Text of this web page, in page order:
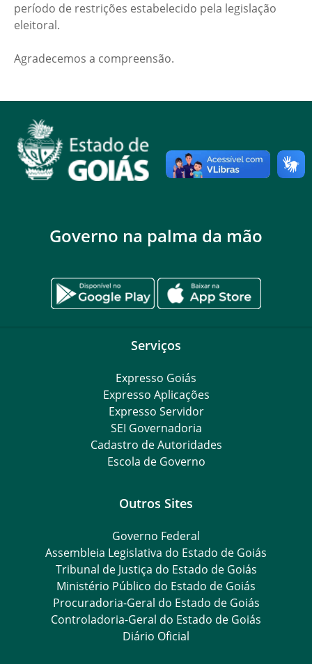
período de restrições estabelecido pela legislação
eleitoral.
Agradecemos a compreensão.
Governo na palma da mão
Serviços
Expresso Goiás
Expresso Aplicações
Expresso Servidor
SEI Governadoria
Cadastro de Autoridades
Escola de Governo
Outros Sites
Governo Federal
Assembleia Legislativa do Estado de Goiás
Tribunal de Justiça do Estado de Goiás
Ministério Público do Estado de Goiás
Procuradoria-Geral do Estado de Goiás
Controladoria-Geral do Estado de Goiás
Diário Oficial